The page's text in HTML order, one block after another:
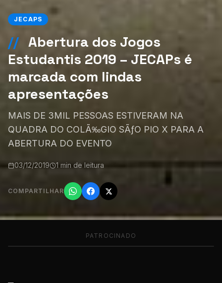
JECAPS
// Abertura dos Jogos
Estudantis 2019 – JECAPs é
marcada com lindas
apresentações
MAIS DE 3MIL PESSOAS ESTIVERAM NA
QUADRA DO COLÃ‰GIO SÃƒO PIO X PARA A
ABERTURA DO EVENTO
03/12/2019 1 min de leitura
COMPARTILHAR
PATROCINADO